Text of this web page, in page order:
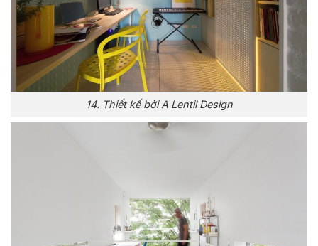
14. Thiết kế bởi A Lentil Design